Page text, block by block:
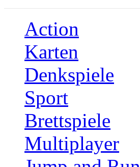
Action
Karten
Denkspiele
Sport
Brettspiele
Multiplayer